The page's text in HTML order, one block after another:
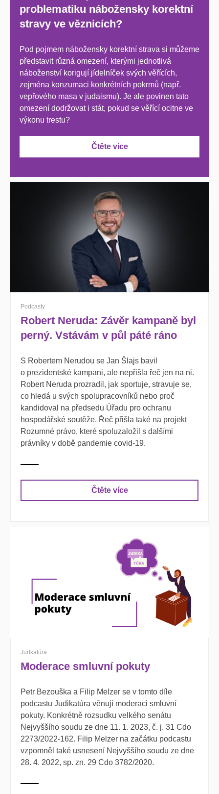
problematiku nábožensky korektní
stravy ve věznicích?
Pod pojmem nábožensky korektní strava si můžeme
představit různá omezení, kterými jednotlivá
náboženství korigují jídelníček svých věřících,
zejména konzumaci konkrétních pokrmů (např.
vepřového masa v judaismu). Je ale povinen tato
omezení dodržovat i stát, pokud se věřící ocitne ve
výkonu trestu?
Čtěte více
Podcasty
Robert Neruda: Závěr kampaně byl
perný. Vstávám v půl páté ráno
S Robertem Nerudou se Jan Šlajs bavil
o prezidentské kampani, ale nepřišla řeč jen na ni.
Robert Neruda prozradil, jak sportuje, stravuje se,
co hledá u svých spolupracovníků nebo proč
kandidoval na předsedu Úřadu pro ochranu
hospodářské soutěže. Řeč přišla také na projekt
Rozumné právo, které spoluzaložil s dalšími
právníky v době pandemie covid-19.
Čtěte více
Judkatúra
Moderace smluvní pokuty
Petr Bezouška a Filip Melzer se v tomto díle
podcastu Judikatúra věnují moderaci smluvní
pokuty. Konkrétně rozsudku velkého senátu
Nejvyššího soudu ze dne 11. 1. 2023, č. j. 31 Cdo
2273/2022-162. Filip Melzer na začátku podcastu
vzpomněl také usnesení Nejvyššího soudu ze dne
28. 4. 2022, sp. zn. 29 Cdo 3782/2020.